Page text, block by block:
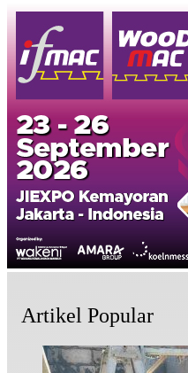
Artikel Popular